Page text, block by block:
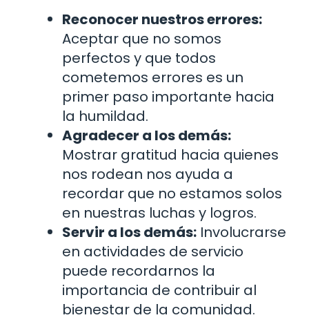
Reconocer nuestros errores:
Aceptar que no somos
perfectos y que todos
cometemos errores es un
primer paso importante hacia
la humildad.
Agradecer a los demás:
Mostrar gratitud hacia quienes
nos rodean nos ayuda a
recordar que no estamos solos
en nuestras luchas y logros.
Servir a los demás: Involucrarse
en actividades de servicio
puede recordarnos la
importancia de contribuir al
bienestar de la comunidad.